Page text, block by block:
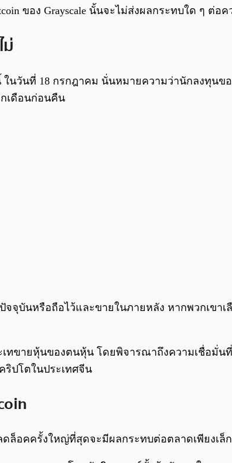
ของ Grayscale นั้นจะไม่ส่งผลกระทบใด ๆ ต่อ
วันที่ 18 กรกฎาคม นั่นหมายความว่านักลงทุนขอ
กเดือนก่อนคืน
บันหรือถือไว้และขายในภายหลัง หากพวกเขา
ทขายหุ้นของตนหุ้น โดยพิจารณาถึงความเชื่อมั่น
ริปโตในประเทศจีน
ล็อคครั้งใหญ่ที่สุดจะมีผลกระทบต่อตลาดเพียงเล็